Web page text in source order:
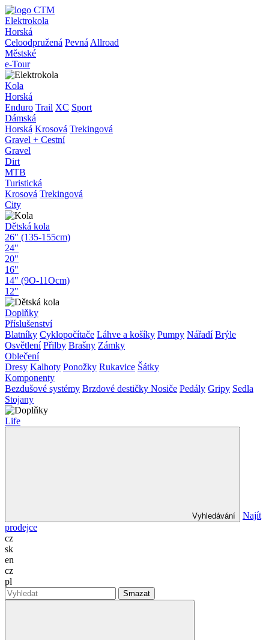
Elektrokola
Horská
Celoodpružená Pevná Allroad
Městské
e-Tour
Kola
Horská
Enduro Trail XC Sport
Dámská
Horská Krosová Trekingová
Gravel + Cestní
Gravel
Dirt
MTB
Turistická
Krosová Trekingová
City
Dětská kola
26" (135-155cm)
24"
20"
16"
14" (9O-11Ocm)
12"
Doplňky
Příslušenství
Blatníky Cyklopočítače Láhve a košíky Pumpy Nářadí Brýle
Osvětlení Přilby Brašny Zámky
Oblečení
Dresy Kalhoty Ponožky Rukavice Šátky
Komponenty
Bezdušové systémy Brzdové destičky Nosiče Pedály Gripy Sedla
Stojany
Life
Vyhledávání
Najít
prodejce
cz
sk
en
cz
pl
Smazat